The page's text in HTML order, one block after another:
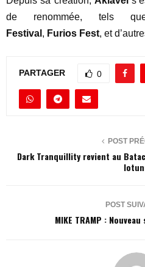
de renommée, tels
Festival , Furios Fest, et
PARTAGER 0
POST
Dark Tranquillity revient au
POST
MIKE TRAMP :